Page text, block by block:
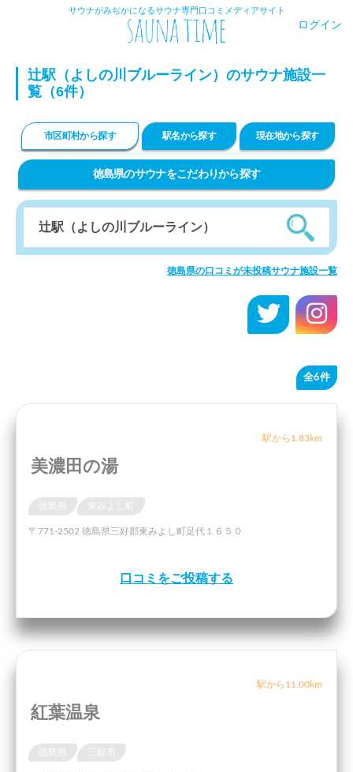
サウナがみぢかになるサウナ専門口コミメディアサイト
ログイン
辻駅（よしの川ブルーライン）のサウナ施設一
覧（6件）
市区町村から探す 駅名から探す 現在地から探す
徳島県のサウナをこだわりから探す
徳島県の口コミが未投稿サウナ施設一覧
全6件
駅から1.83km
美濃田の湯
東みよし町
〒771-2502 徳島県三好郡東みよし町足代１６５０
口コミをご投稿する
駅から11.00km
紅葉温泉